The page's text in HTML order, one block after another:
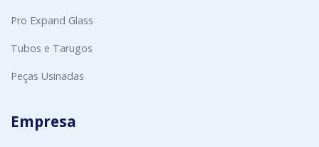
Pro Expand Glass
Tubos e Tarugos
Peças Usinadas
Empresa